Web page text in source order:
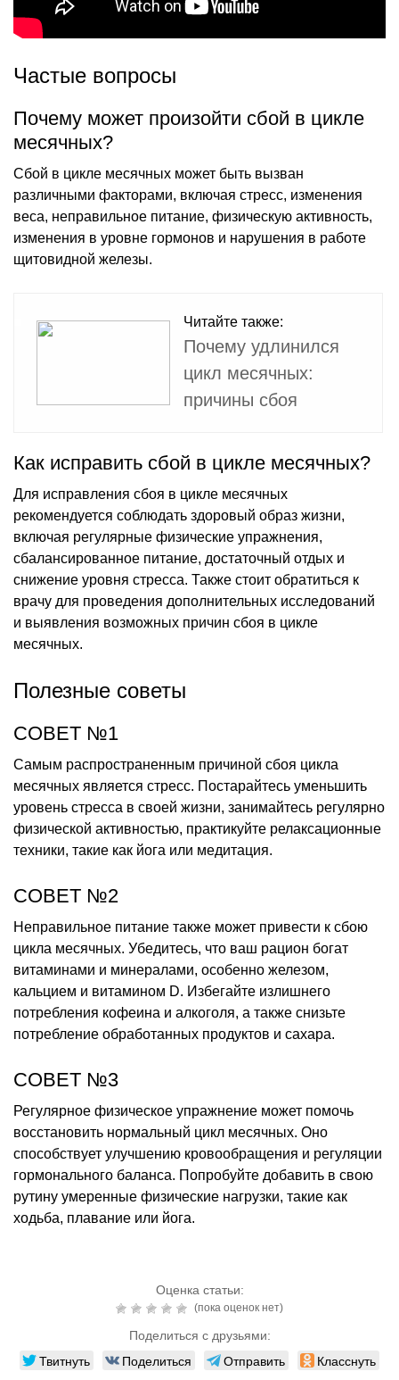
Частые вопросы
Почему может произойти сбой в цикле
месячных?
Сбой в цикле месячных может быть вызван
различными факторами, включая стресс, изменения
веса, неправильное питание, физическую активность,
изменения в уровне гормонов и нарушения в работе
щитовидной железы.
Читайте также:
Почему удлинился
цикл месячных:
причины сбоя
Как исправить сбой в цикле месячных?
Для исправления сбоя в цикле месячных
рекомендуется соблюдать здоровый образ жизни,
включая регулярные физические упражнения,
сбалансированное питание, достаточный отдых и
снижение уровня стресса. Также стоит обратиться к
врачу для проведения дополнительных исследований
и выявления возможных причин сбоя в цикле
месячных.
Полезные советы
СОВЕТ №1
Самым распространенным причиной сбоя цикла
месячных является стресс. Постарайтесь уменьшить
уровень стресса в своей жизни, занимайтесь регулярно
физической активностью, практикуйте релаксационные
техники, такие как йога или медитация.
СОВЕТ №2
Неправильное питание также может привести к сбою
цикла месячных. Убедитесь, что ваш рацион богат
витаминами и минералами, особенно железом,
кальцием и витамином D. Избегайте излишнего
потребления кофеина и алкоголя, а также снизьте
потребление обработанных продуктов и сахара.
СОВЕТ №3
Регулярное физическое упражнение может помочь
восстановить нормальный цикл месячных. Оно
способствует улучшению кровообращения и регуляции
гормонального баланса. Попробуйте добавить в свою
рутину умеренные физические нагрузки, такие как
ходьба, плавание или йога.
Оценка статьи:
(пока оценок нет)
Поделиться с друзьями:
Твитнуть Поделиться Отправить Класснуть